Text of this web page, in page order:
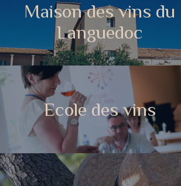
Maison des vins du
Languedoc
Ecole des vins